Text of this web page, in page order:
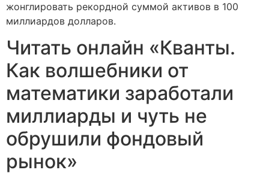
жонглировать рекордной суммой активов в 100
миллиардов долларов.
Читать онлайн «Кванты.
Как волшебники от
математики заработали
миллиарды и чуть не
обрушили фондовый
рынок»